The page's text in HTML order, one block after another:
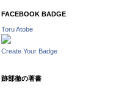
FACEBOOK BADGE
Toru Atobe
Create Your Badge
跡部徹の著書